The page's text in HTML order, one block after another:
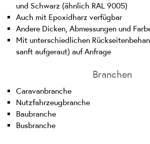
und Schwarz (ähnlich RAL 9005)
Auch mit Epoxidharz verfügbar
Andere Dicken, Abmessungen und
Mit unterschiedlichen
sanft aufgeraut) auf Anfrage
Branchen
Caravanbranche
Nutzfahrzeugbranche
Baubranche
Busbranche